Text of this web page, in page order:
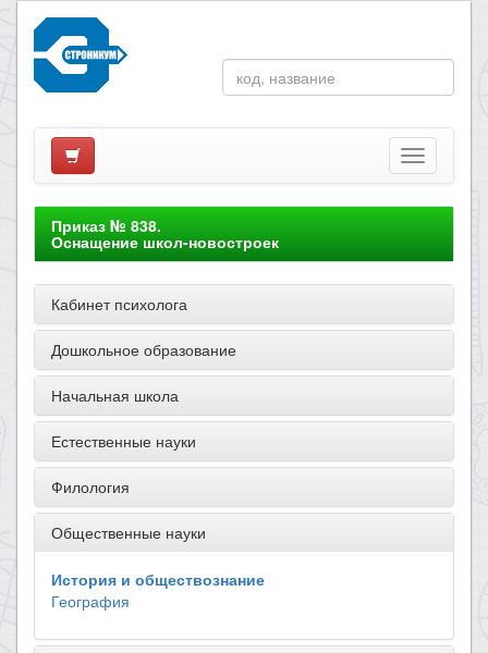
Приказ № 838.
Оснащение школ-новостроек
Кабинет психолога
Дошкольное образование
Начальная школа
Естественные науки
Филология
Общественные науки
История и обществознание
География